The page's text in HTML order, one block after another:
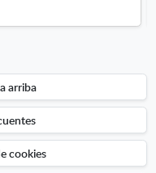
arriba
cookies